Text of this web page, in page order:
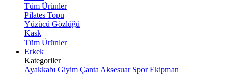
Tüm Ürünler
Pilates Topu
Yüzücü Gözlüğü
Kask
Tüm Ürünler
Erkek
Kategoriler
Ayakkabı Giyim Çanta Aksesuar Spor Ekipman